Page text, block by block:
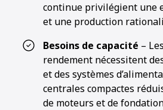
continue privilégient une
et une production
Besoins de capacité –
rendement nécessitent
et des systèmes
centrales compactes
de moteurs et de